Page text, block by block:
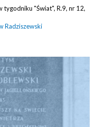
"Świat", R.9, nr 12,
Radziszewski